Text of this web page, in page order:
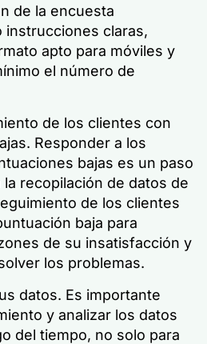
de la encuesta
instrucciones claras,
apto para móviles y
el número de
de los clientes con
Responder a los
bajas es un paso
recopilación de datos de
de los clientes
baja para
de su insatisfacción y
los problemas.
datos. Es importante
y analizar los datos
del tiempo, no solo para